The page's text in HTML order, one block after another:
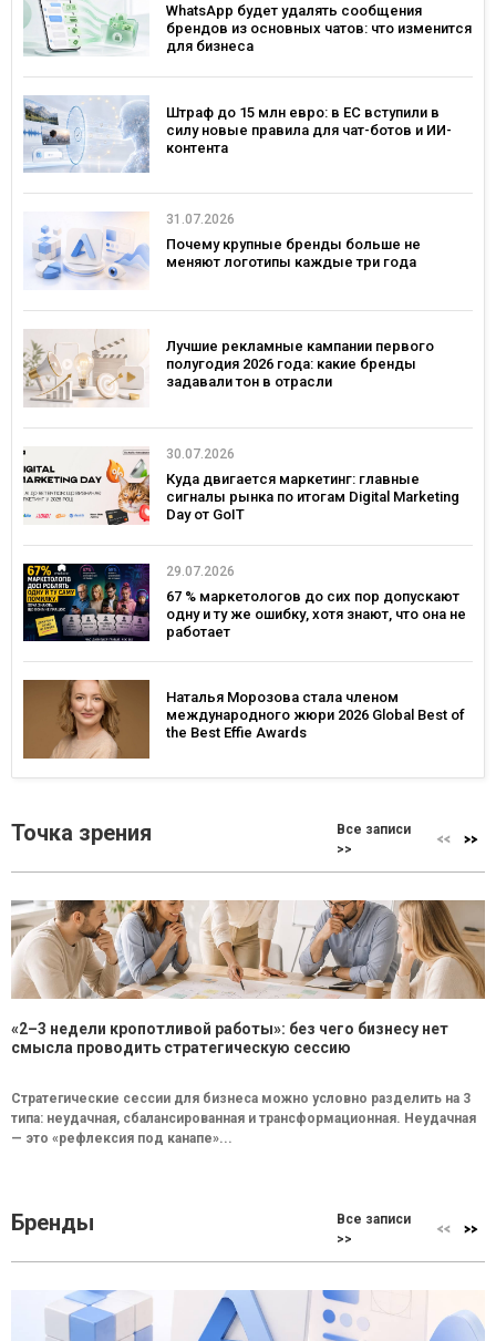
WhatsApp будет удалять сообщения
брендов из основных чатов: что изменится
для бизнеса
Штраф до 15 млн евро: в ЕС вступили в
силу новые правила для чат-ботов и ИИ-
контента
31.07.2026
Почему крупные бренды больше не
меняют логотипы каждые три года
Лучшие рекламные кампании первого
полугодия 2026 года: какие бренды
задавали тон в отрасли
30.07.2026
Куда двигается маркетинг: главные
сигналы рынка по итогам Digital Marketing
Day от GoIT
29.07.2026
67 % маркетологов до сих пор допускают
одну и ту же ошибку, хотя знают, что она не
работает
Наталья Морозова стала членом
международного жюри 2026 Global Best of
the Best Effie Awards
Точка зрения
Все записи
>>
«2–3 недели кропотливой работы»: без чего бизнесу нет
смысла проводить стратегическую сессию
Стратегические сессии для бизнеса можно условно разделить на 3
типа: неудачная, сбалансированная и трансформационная. Неудачная
— это «рефлексия под канапе»...
Бренды
Все записи
>>